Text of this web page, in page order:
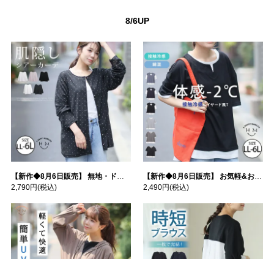
8/6UP
【新作◆8月6日販売】 無地・ドット柄から選べる 忍ばせ 活躍 シアー カーデ | 大きいサイズの通販ならハッピーマリリン
2,790円(税込)
【新作◆8月6日販売】 お気軽&お手軽 選べるデザイン 接触冷感 レイヤード風 コットン トップス | 大きいサイズの通販ならハッピーマリリン
2,490円(税込)